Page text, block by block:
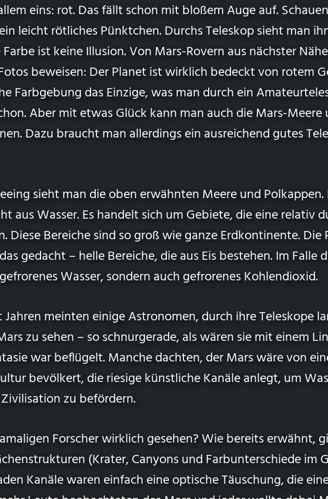
eins: rot. Das fällt schon mit bloßem Auge auf.
leicht rötliches Pünktchen. Durchs Teleskop sieht man
ist keine Illusion. Von Mars-Rovern aus nächster Nähe
beweisen: Der Planet ist wirklich bedeckt von rotem
Farbgebung das Einzige, was man durch ein
Aber mit etwas Glück kann man auch die Mars-Meere
Dazu braucht man allerdings ein ausreichend gutes
sieht man die oben erwähnten Meere und Polkappen.
aus Wasser. Es handelt sich um Gebiete, die eine relativ
Diese Bereiche sind so groß wie ganze Erdkontinente. Die
gedacht – helle Bereiche, die aus Eis bestehen. Im Falle
Wasser, sondern auch gefrorenes Kohlendioxid.
meinten einige Astronomen, durch ihre Teleskope
zu sehen – so schnurgerade, als wären sie mit einem
war beflügelt. Manche dachten, der Mars wäre von
bevölkert, die riesige künstliche Kanäle anlegt, um
zu befördern.
Forscher wirklich gesehen? Wie bereits erwähnt,
(Krater, Canyons und Farbunterschiede im
Kanäle waren einfach eine optische Täuschung, die